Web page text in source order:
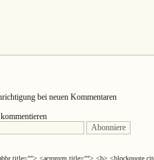
bei neuen Kommentaren
title=""> <acronym title=""> <b> <blockquote